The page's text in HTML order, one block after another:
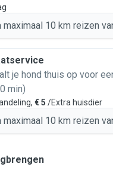
maximaal 10 km reizen
je hond thuis op voor
min)
€ 5 /Extra huisdier
maximaal 10 km reizen